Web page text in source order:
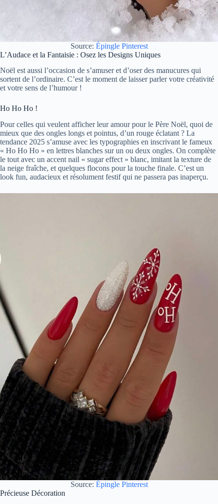
Source: Épingle Pinterest
L’Audace et la Fantaisie : Osez les Designs Uniques
Noël est aussi l’occasion de s’amuser et d’oser des manucures qui
sortent de l’ordinaire. C’est le moment de laisser parler votre créativité
et votre sens de l’humour !
Ho Ho Ho !
Pour celles qui veulent afficher leur amour pour le Père Noël, quoi de
mieux que des ongles longs et pointus, d’un rouge éclatant ? La
tendance 2025 s’amuse avec les typographies en inscrivant le fameux
« Ho Ho Ho » en lettres blanches sur un ou deux ongles. On complète
le tout avec un accent nail « sugar effect » blanc, imitant la texture de
la neige fraîche, et quelques flocons pour la touche finale. C’est un
look fun, audacieux et résolument festif qui ne passera pas inaperçu.
Source: Épingle Pinterest
Précieuse Décoration